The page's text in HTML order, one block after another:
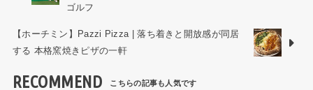
ゴルフ
【ホーチミン】Pazzi Pizza | 落ち着きと開放感が同居
する 本格窯焼きピザの一軒
RECOMMEND